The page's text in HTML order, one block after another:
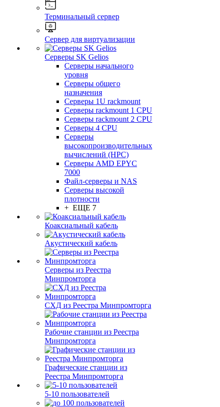
Терминальный сервер
Сервер для виртуализации
Серверы SK Gelios
Серверы начального
уровня
Серверы общего
назначения
Серверы 1U rackmount
Серверы rackmount 1 CPU
Серверы rackmount 2 CPU
Серверы 4 CPU
Серверы
высокопроизводительных
вычислений (HPC)
Серверы AMD EPYC
7000
Файл-серверы и NAS
Серверы высокой
плотности
+ ЕЩЕ 7
Коаксиальный кабель
Акустический кабель
Серверы из Реестра
Минпромторга
СХД из Реестра Минпромторга
Рабочие станции из Реестра
Минпромторга
Графические станции из
Реестра Минпромторга
5-10 пользователей